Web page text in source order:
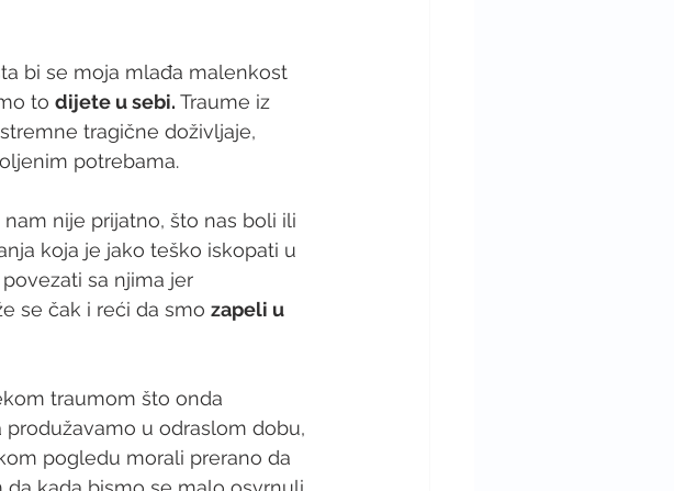
bi se moja mlađa malenkost
to dijete u sebi. Traume iz
tragične doživljaje,
potrebama.
nije prijatno, što nas boli ili
koja je jako teško iskopati u
sa njima jer
se čak i reći da smo zapeli u
traumom što onda
u odraslom dobu,
pogledu morali prerano da